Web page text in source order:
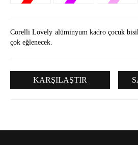
Corelli Lovely alüminyum kadro çocuk
çok eğlenecek.
KARŞILAŞTIR